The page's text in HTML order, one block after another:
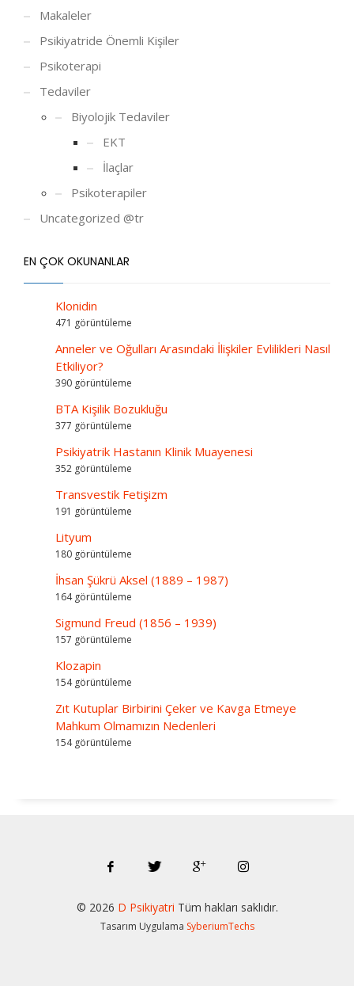
Makaleler
Psikiyatride Önemli Kişiler
Psikoterapi
Tedaviler
Biyolojik Tedaviler
EKT
İlaçlar
Psikoterapiler
Uncategorized @tr
EN ÇOK OKUNANLAR
Klonidin
471 görüntüleme
Anneler ve Oğulları Arasındaki İlişkiler Evlilikleri Nasıl
Etkiliyor?
390 görüntüleme
BTA Kişilik Bozukluğu
377 görüntüleme
Psikiyatrik Hastanın Klinik Muayenesi
352 görüntüleme
Transvestik Fetişizm
191 görüntüleme
Lityum
180 görüntüleme
İhsan Şükrü Aksel (1889 – 1987)
164 görüntüleme
Sigmund Freud (1856 – 1939)
157 görüntüleme
Klozapin
154 görüntüleme
Zıt Kutuplar Birbirini Çeker ve Kavga Etmeye
Mahkum Olmamızın Nedenleri
154 görüntüleme
© 2026 D Psikiyatri Tüm hakları saklıdır.
Tasarım Uygulama SyberiumTechs